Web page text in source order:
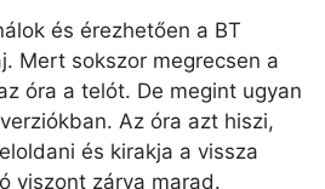
és érezhetően a BT
Mert sokszor megrecsen a
óra a telót. De megint ugyan
Az óra azt hiszi,
és kirakja a vissza
viszont zárva marad.